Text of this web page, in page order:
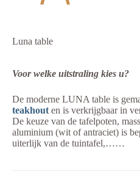
Luna table
Voor welke uitstraling kies u?
De moderne LUNA table is
teakhout en is verkrijgbaar in
De keuze van de tafelpoten,
aluminium (wit of antraciet) is
uiterlijk van de tuintafel,……